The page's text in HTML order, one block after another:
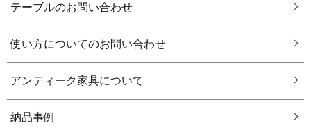
テーブルのお問い合わせ
使い方についてのお問い合わせ
アンティーク家具について
納品事例